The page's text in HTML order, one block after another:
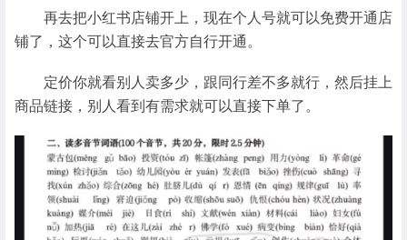
再去把小红书店铺开上，现在个人号就可以免费开通店
铺了，这个可以直接去官方自行开通。
定价你就看别人卖多少，跟同行差不多就行，然后挂上
商品链接，别人看到有需求就可以直接下单了。